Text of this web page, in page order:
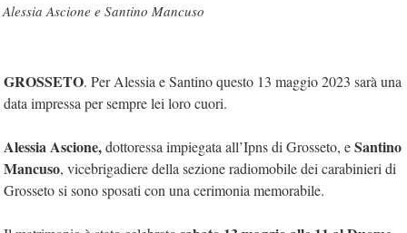
Alessia Ascione e Santino Mancuso
GROSSETO. Per Alessia e Santino questo 13 maggio 2023 sarà una
data impressa per sempre lei loro cuori.
Alessia Ascione,dottoressa impiegata all’Ipns di Grosseto, eSantino
Mancuso, vicebrigadiere della sezione radiomobile dei carabinieri di
Grosseto si sono sposati con una cerimonia memorabile.